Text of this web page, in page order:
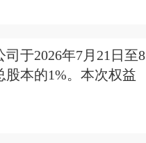
于2026年7月21日至8
股本的1%。本次权益